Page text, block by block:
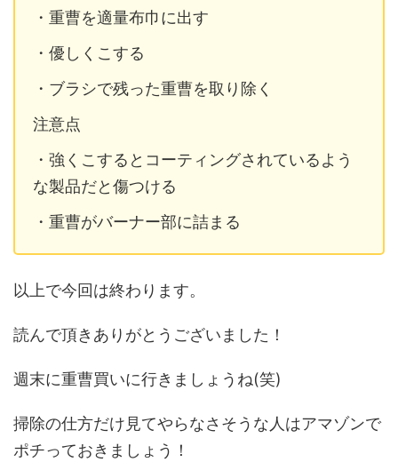
・重曹を適量布巾に出す
・優しくこする
・ブラシで残った重曹を取り除く
注意点
・ 強くこするとコーティングされているよう
な製品だと傷つける
・重曹がバーナー部に詰まる
以上で今回は終わります。
読んで頂きありがとうございました！
週末に重曹買いに行きましょうね(笑)
掃除の仕方だけ見てやらなさそうな人はアマゾンで
ポチっておきましょう！